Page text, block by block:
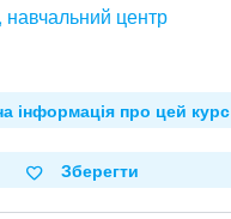
навчальний центр
інформація про цей курс
Зберегти